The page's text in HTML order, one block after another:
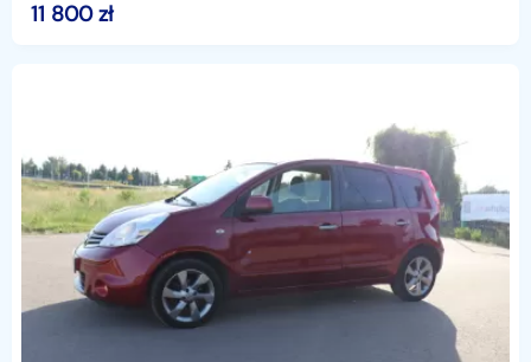
przyjemnie.Wizualnie jak na zdjęciach. Nie zgnite. Żadnych d
11 800zł